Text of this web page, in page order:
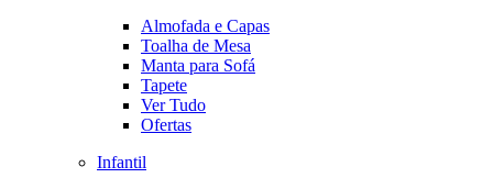
Almofada e Capas
Toalha de Mesa
Manta para Sofá
Tapete
Ver Tudo
Ofertas
Infantil